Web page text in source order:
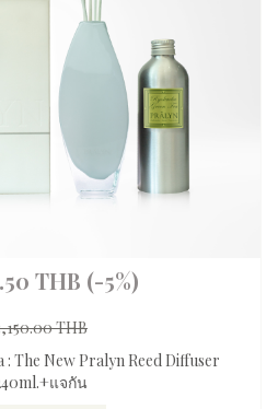
THB (-5%)
THB
: The New Pralyn Reed Diffuser
แจกัน